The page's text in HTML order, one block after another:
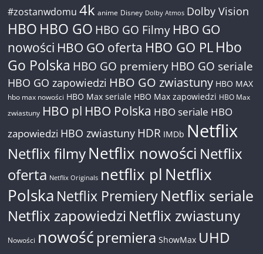
#zostanwdomu 4k anime Disney Dolby Atmos Dolby Vision
HBO HBO GO HBO GO Filmy HBO GO
nowości HBO GO oferta HBO GO PL Hbo
Go Polska HBO GO premiery HBO GO seriale
HBO GO zapowiedzi HBO GO zwiastuny HBO MAX
hbo max nowości HBO Max seriale HBO Max zapowiedzi HBO Max
zwiastuny HBO pl HBO Polska HBO seriale HBO
zapowiedzi HBO zwiastuny HDR IMDb Netflix
Netflix filmyNetflix nowości Netflix
oferta Netflix Originals netflix pl Netflix
Polska Netflix PremieryNetflix seriale
Netflix zapowiedzi Netflix zwiastuny
Nowości nowość premiera ShowMax UHD